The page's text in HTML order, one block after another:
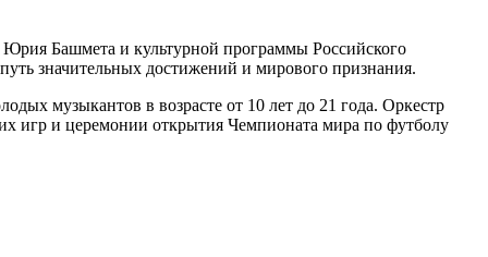
Юрия Башмета и культурной программы Российского
значительных достижений и мирового признания.
музыкантов в возрасте от 10 лет до 21 года. Оркестр
игр и церемонии открытия Чемпионата мира по футболу